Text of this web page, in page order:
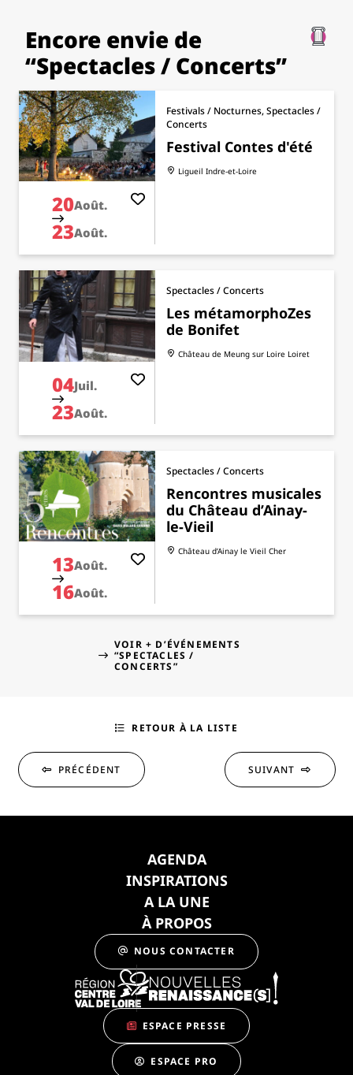
Encore envie de
“Spectacles / Concerts”
20Août.
23Août.
Festivals / Nocturnes, Spectacles /
Concerts
Festival Contes d'été
LigueilIndre-et-Loire
04Juil.
23Août.
Spectacles / Concerts
Les métamorphoZes
de Bonifet
Château de Meung sur Loire Loiret
13Août.
16Août.
Spectacles / Concerts
Rencontres musicales
du Château d’Ainay-
le-Vieil
Château d’Ainay le VieilCher
VOIR + D’ÉVÉNEMENTS
“SPECTACLES /
CONCERTS”
PRÉCÉDENT
RETOUR À LA LISTE
SUIVANT
AGENDA
INSPIRATIONS
A LA UNE
À PROPOS
NOUS CONTACTER
ESPACE PRESSE
ESPACE PRO